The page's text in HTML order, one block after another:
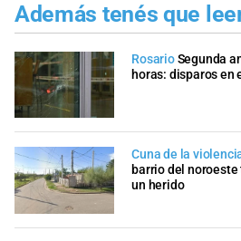
Además tenés que
RosarioSegunda
horas: disparos en
Cuna de la
barrio del
un herido